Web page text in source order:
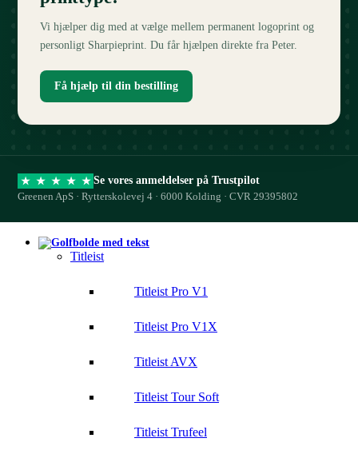
Vi hjælper dig med at vælge mellem permanent logoprint og
personligt Sharpieprint. Du får hjælpen direkte fra Peter.
Få hjælp til din bestilling
Greenen ApS · Rytterskolevej 4 · 6000 Kolding · CVR 29395802
★ ★ ★ ★ ★ Se vores anmeldelser på Trustpilot
Titleist
Titleist Pro V1
Titleist Pro V1X
Titleist AVX
Titleist Tour Soft
Titleist Trufeel